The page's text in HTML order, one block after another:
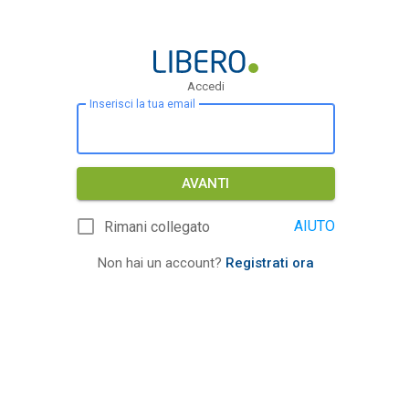
Accedi
Inserisci la tua email
AVANTI
Rimani collegato AIUTO
Non hai un account? Registrati ora